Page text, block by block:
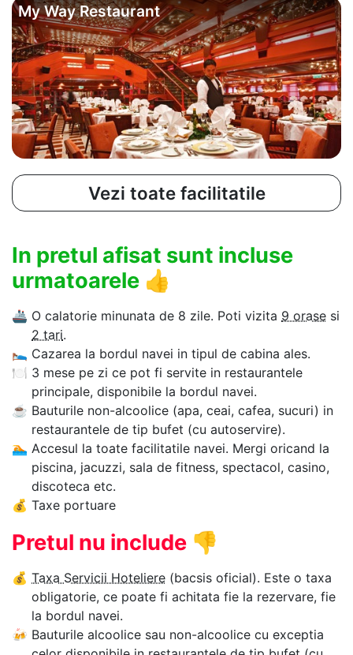
My Way Restaurant
Vezi toate facilitatile
In pretul afisat sunt incluse
urmatoarele 👍
🚢 O calatorie minunata de 8 zile. Poti vizita 9 orase si
2 tari.
🛌 Cazarea la bordul navei in tipul de cabina ales.
🍽 3 mese pe zi ce pot fi servite in restaurantele
principale, disponibile la bordul navei.
☕ Bauturile non-alcoolice (apa, ceai, cafea, sucuri) in
restaurantele de tip bufet (cu autoservire).
🏊‍ Accesul la toate facilitatile navei. Mergi oricand la
piscina, jacuzzi, sala de fitness, spectacol, casino,
discoteca etc.
💰 Taxe portuare
Pretul nu include 👎
💰 Taxa Servicii Hoteliere (bacsis oficial). Este o taxa
obligatorie, ce poate fi achitata fie la rezervare, fie
la bordul navei.
🍻 Bauturile alcoolice sau non-alcoolice cu exceptia